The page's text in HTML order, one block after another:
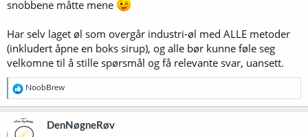
snobbene måtte mene
Har selv laget øl som overgår industri-øl med ALLE metoder
(inkludert åpne en boks sirup), og alle bør kunne føle seg
velkomne til å stille spørsmål og få relevante svar, uansett.
R
e
a
k
s
NoobBrew
DenNøgneRøv